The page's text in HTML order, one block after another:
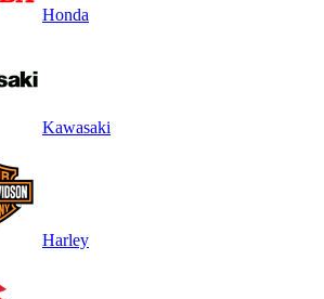
Honda
Kawasaki
Harley